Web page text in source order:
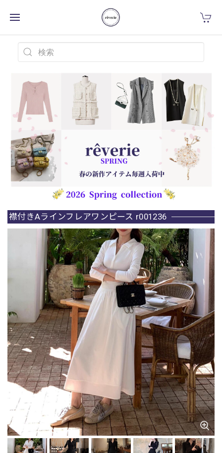
襟付きAラインフレアワンピース r001236